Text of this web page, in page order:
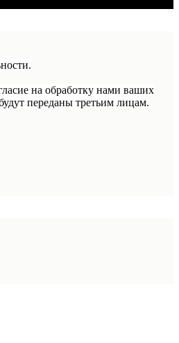
на обработку нами ваших
переданы третьим лицам.